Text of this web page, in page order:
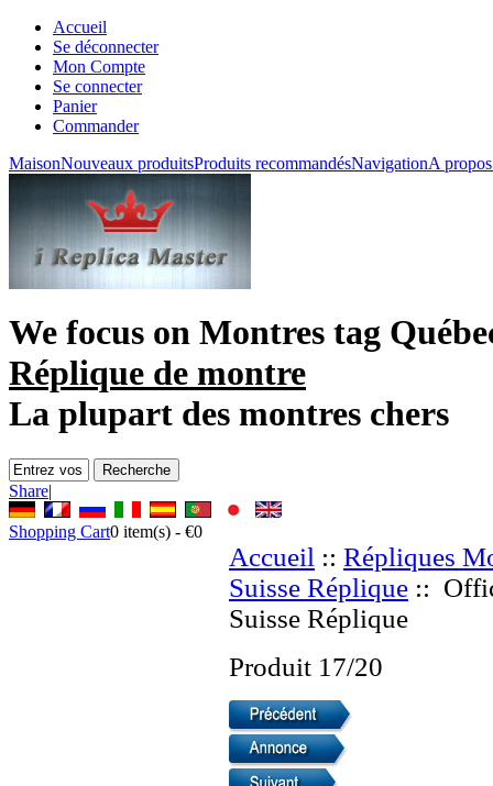
Accueil
Se déconnecter
Mon Compte
Se connecter
Panier
Commander
MaisonNouveaux produitsProduits recommandésNavigationA
We focus on Montres tag
Réplique de montre
La plupart des montres chers
Share|
Shopping Cart0 item(s) - €0
Accueil :: Répliques
Suisse Réplique ::
Suisse Réplique
Produit 17/20